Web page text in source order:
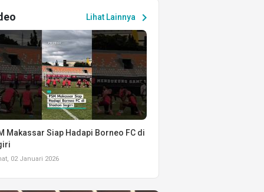
Lihat Lainnya chevron_right
Makassar Siap Hadapi Borneo FC di
02 Januari 2026